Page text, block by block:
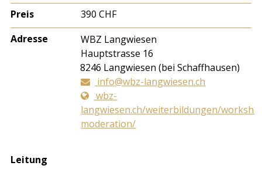
Preis
390 CHF
Adresse
WBZ Langwiesen
Hauptstrasse 16
8246 Langwiesen (bei Schaffhausen)
info@wbz-langwiesen.ch
wbz-
langwiesen.ch/weiterbildungen/
moderation/
Leitung